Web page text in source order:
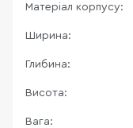
Матеріал корпусу:
Ширина:
Глибина:
Висота:
Вага: